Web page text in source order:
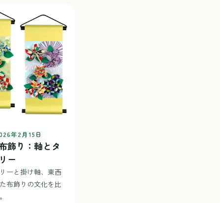
年2月15日
飾り：軸とタ
ー
ーと掛け軸、東西
布飾りの文化を比